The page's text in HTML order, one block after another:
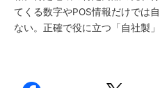
てくる数字やPOS情報だけでは
ない。正確で役に立つ「自社製